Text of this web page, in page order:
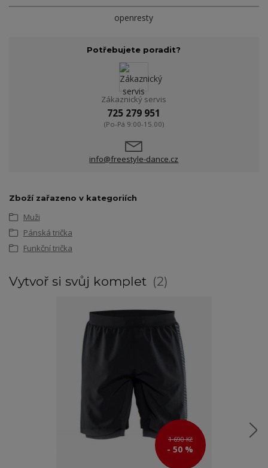
openresty
Potřebujete poradit?
Zákaznický servis
725 279 951
(Po-Pá 9:00-15.00)
info@freestyle-dance.cz
Zboží zařazeno v kategoriích
Muži
Pánská trička
Funkční trička
Vytvoř si svůj komplet 2
1 690 Kč
- 50 %